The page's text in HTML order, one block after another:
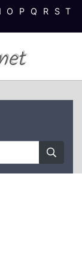
O P Q R S T